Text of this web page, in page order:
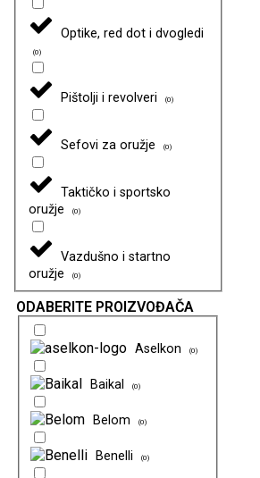
Optike, red dot i dvogledi
(0)
Pištolji i revolveri (0)
Sefovi za oružje (0)
Taktičko i sportsko
oružje
(0)
Vazdušno i startno
oružje
(0)
ODABERITE PROIZVOĐAČA
Aselkon (0)
Baikal (0)
Belom (0)
Benelli (0)